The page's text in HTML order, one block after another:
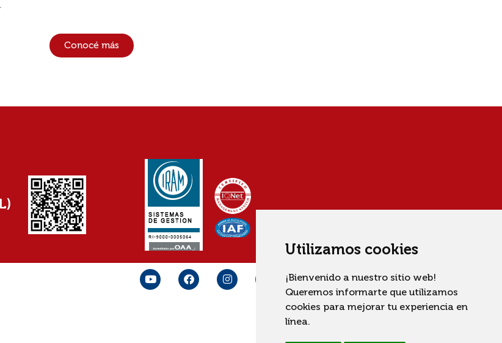
Utilizamos cookies
¡Bienvenido a nuestro sitio web!
Queremos informarte que utilizamos
cookies para mejorar tu experiencia en
línea.
Conocé más